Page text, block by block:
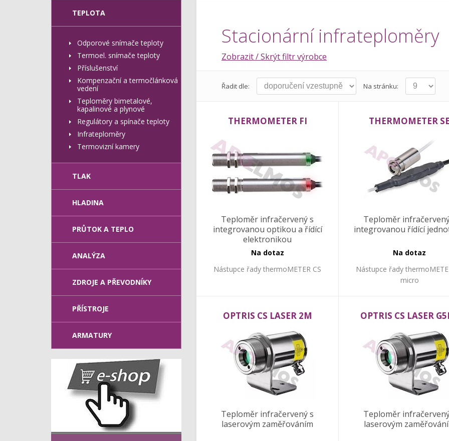
Stacionární infrateploměry
Zobrazit / Skrýt filtr výrobce
Řadit dle: Na stránku:
THERMOMETER FI
Teploměr infračervený s
integrovanou optikou a řídící
elektronikou
Na dotaz
Nástupce řady thermoMETER CS
THERMOMETER SE
Teploměr
integrovanou řídící
Na dotaz
Nástupce řady
micro
OPTRIS CS LASER 2M
Teploměr infračervený s
laserovým zaměřováním
OPTRIS CS LASER
Teploměr
laserovým
TEPLOTA
Odporové snímače teploty
Termoel. snímače teploty
Příslušenství
Kompenzační a termočlánková
vedení
Teploměry bimetalové,
kapalinové a plynové
Regulátory a spínače teploty
Infrateploměry
Termovizní kamery
TLAK
HLADINA
PRŮTOK A TEPLO
ANALÝZA
ZDROJE A PŘEVODNÍKY
PŘÍSTROJE
ARMATURY